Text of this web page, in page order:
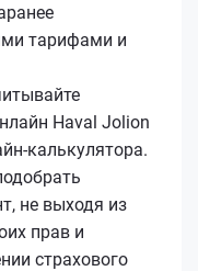
тарифами и
Haval Jolion
калькулятора.
не выходя из
прав и
страхового